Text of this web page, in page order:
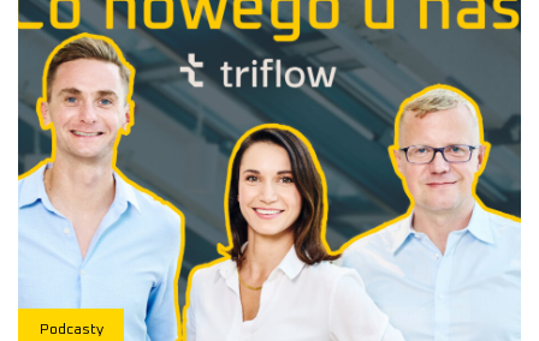
Podcasty